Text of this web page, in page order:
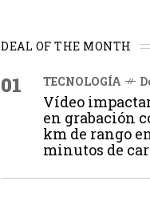
DEAL OF THE MONTH
01 TECNOLOGÍA
Vídeo
en grabación
km de rango
minutos de